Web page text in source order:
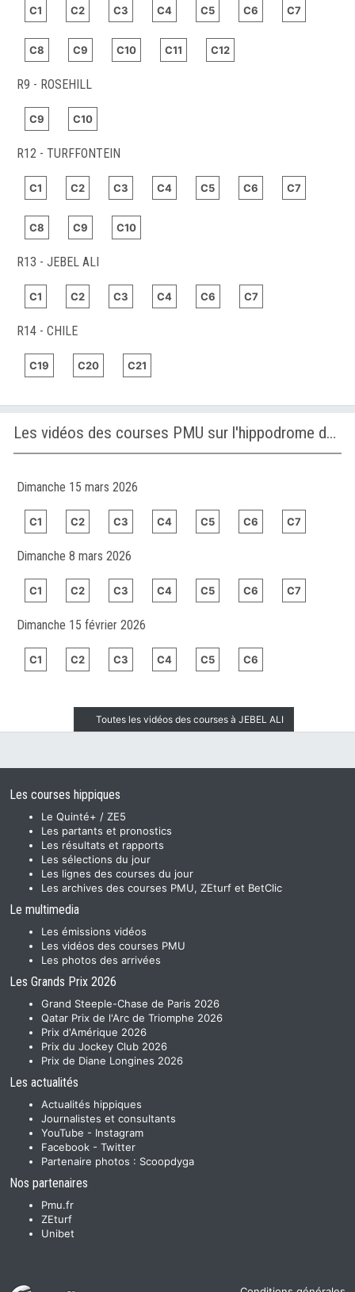
C1 C2 C3 C4 C5 C6 C7
C8 C9 C10 C11 C12
R9 - ROSEHILL
C9 C10
R12 - TURFFONTEIN
C1 C2 C3 C4 C5 C6 C7
C8 C9 C10
R13 - JEBEL ALI
C1 C2 C3 C4 C6 C7
R14 - CHILE
C19 C20 C21
Les vidéos des courses PMU sur l'hippodrome de JEBEL ALI
Dimanche 15 mars 2026
C1 C2 C3 C4 C5 C6 C7
Dimanche 8 mars 2026
C1 C2 C3 C4 C5 C6 C7
Dimanche 15 février 2026
C1 C2 C3 C4 C5 C6
Toutes les vidéos des courses à JEBEL ALI
Les courses hippiques
Le Quinté+ / ZE5
Les partants et pronostics
Les résultats et rapports
Les sélections du jour
Les lignes des courses du jour
Les archives des courses PMU, ZEturf et BetClic
Le multimedia
Les émissions vidéos
Les vidéos des courses PMU
Les photos des arrivées
Les Grands Prix 2026
Grand Steeple-Chase de Paris 2026
Qatar Prix de l'Arc de Triomphe 2026
Prix d'Amérique 2026
Prix du Jockey Club 2026
Prix de Diane Longines 2026
Les actualités
Actualités hippiques
Journalistes et consultants
YouTube - Instagram
Facebook - Twitter
Partenaire photos : Scoopdyga
Nos partenaires
Pmu.fr
ZEturf
Unibet